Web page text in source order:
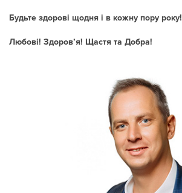
Будьте здорові щодня і в кожну пору року!
Любові! Здоров’я! Щастя та Добра!